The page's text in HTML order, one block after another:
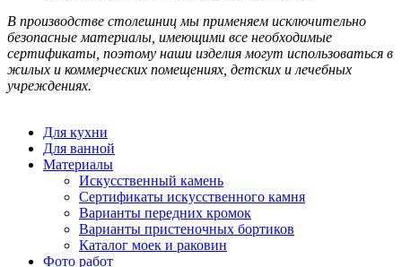
В производстве столешниц мы применяем исключительно
безопасные материалы, имеющими все необходимые
сертификаты, поэтому наши изделия могут использоваться в
жилых и коммерческих помещениях, детских и лечебных
учреждениях.
Для кухни
Для ванной
Материалы
Искусственный камень
Сертификаты искусственного камня
Варианты передних кромок
Варианты пристеночных бортиков
Каталог моек и раковин
Фото работ